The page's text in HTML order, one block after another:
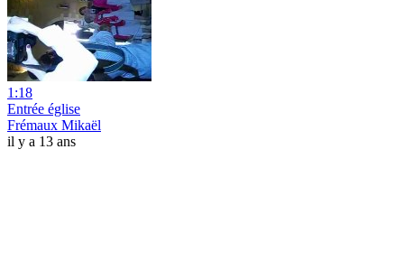
1:18
Entrée église
Frémaux Mikaël
il y a 13 ans